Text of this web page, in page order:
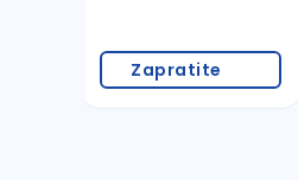
Zapratite